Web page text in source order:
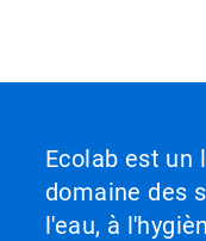
Ecolab est un
domaine des
l'eau, à